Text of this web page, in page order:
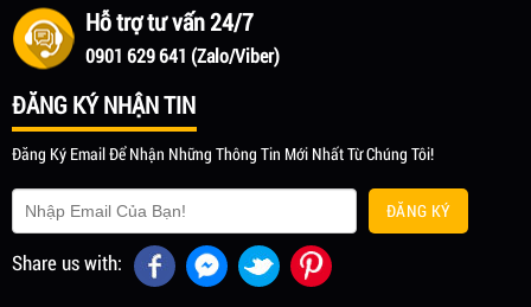
Hỗ trợ tư vấn 24/7
0901 629 641 (Zalo/Viber)
ĐĂNG KÝ NHẬN TIN
Đăng Ký Email Để Nhận Những Thông Tin Mới Nhất Từ Chúng Tôi!
ĐĂNG KÝ
Share us with: